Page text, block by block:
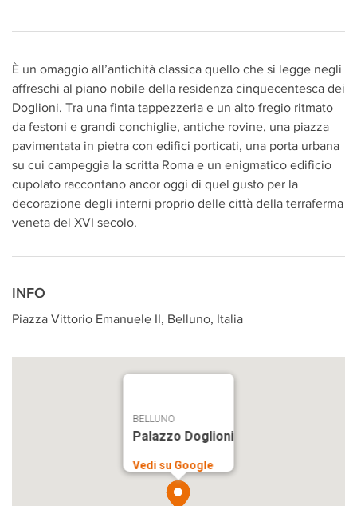
È un omaggio all’antichità classica quello che si legge negli
affreschi al piano nobile della residenza cinquecentesca dei
Doglioni. Tra una finta tappezzeria e un alto fregio ritmato
da festoni e grandi conchiglie, antiche rovine, una piazza
pavimentata in pietra con edifici porticati, una porta urbana
su cui campeggia la scritta Roma e un enigmatico edificio
cupolato raccontano ancor oggi di quel gusto per la
decorazione degli interni proprio delle città della terraferma
veneta del XVI secolo.
INFO
Piazza Vittorio Emanuele II, Belluno, Italia
BELLUNO
Palazzo Doglioni
Vedi su Google